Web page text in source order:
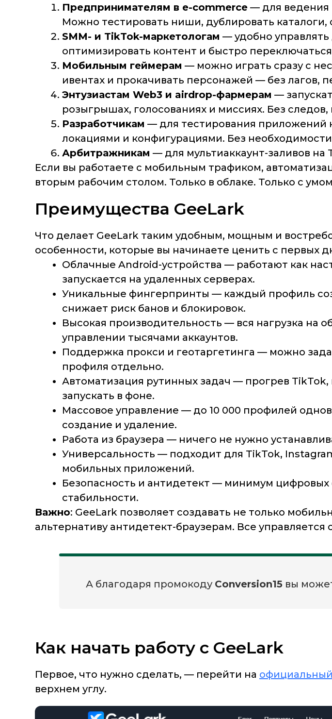
Предпринимателям в e-commerce — для ведения
Можно тестировать ниши, дублировать
SMM- и TikTok-маркетологам — удобно управлять
оптимизировать контент и быстро
Мобильным геймерам — можно играть сразу с
ивентах и прокачивать персонажей — без лагов,
Энтузиастам Web3 и airdrop-фармерам —
розыгрышах, голосованиях и миссиях. Без
Разработчикам — для тестирования приложений
локациями и конфигурациями. Без
Арбитражникам — для мультиаккаунт-заливов
Если вы работаете с мобильным трафиком,
вторым рабочим столом. Только в облаке. Только с
Преимущества GeeLark
Что делает GeeLark таким удобным, мощным и
особенности, которые вы начинаете ценить с первых
Облачные Android-устройства — работают как
запускается на удаленных серверах.
Уникальные фингерпринты — каждый профиль
снижает риск банов и блокировок.
Высокая производительность — вся нагрузка на
управлении тысячами аккаунтов.
Поддержка прокси и геотаргетинга — можно
профиля отдельно.
Автоматизация рутинных задач — прогрев TikTok,
запускать в фоне.
Массовое управление — до 10 000 профилей
создание и удаление.
Работа из браузера — ничего не нужно
Универсальность — подходит для TikTok,
мобильных приложений.
Безопасность и антидетект — минимум цифровых
стабильности.
Важно: GeeLark позволяет создавать не только
альтернативу антидетект-браузерам. Все управляется
А благодаря промокоду Conversion15 вы
Как начать работу с GeeLark
Первое, что нужно сделать, — перейти на
верхнем углу.